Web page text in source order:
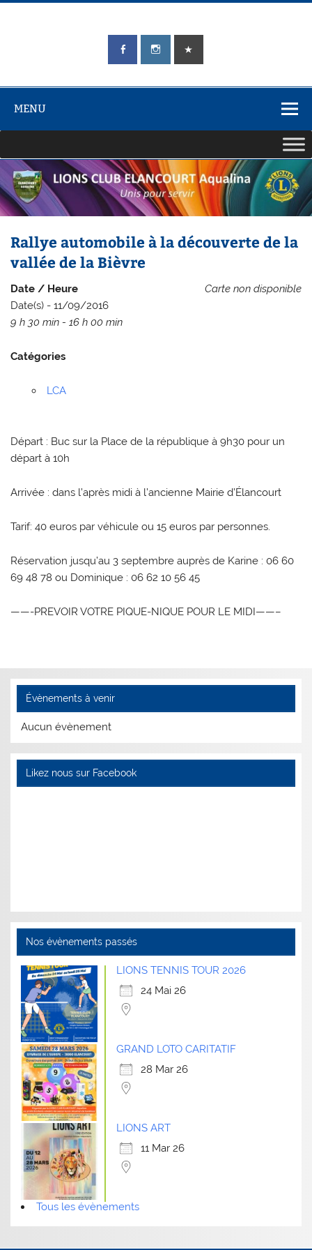
Skip
LIONS CLUB
ÉLANCOURT
MENU
Rallye automobile à la découverte de la
vallée de la Bièvre
Carte non disponible
Date / Heure
Date(s) - 11/09/2016
9 h 30 min - 16 h 00 min
Catégories
LCA
Départ : Buc sur la Place de la république à 9h30 pour un
départ à 10h
Arrivée : dans l’après midi à l’ancienne Mairie d’Élancourt
Tarif: 40 euros par véhicule ou 15 euros par personnes.
Réservation jusqu’au 3 septembre auprès de Karine : 06 60
69 48 78 ou Dominique : 06 62 10 56 45
——-PREVOIR VOTRE PIQUE-NIQUE POUR LE MIDI——–
Évènements à venir
Aucun évènement
Likez nous sur Facebook
Nos évènements passés
LIONS TENNIS TOUR 2026
24 Mai 26
GRAND LOTO CARITATIF
28 Mar 26
LIONS ART
11 Mar 26
Tous les évènements